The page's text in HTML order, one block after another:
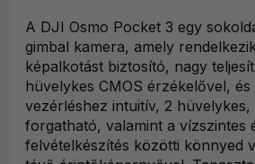
A DJI Osmo Pocket 3 egy
gimbal kamera, amely
képalkotást biztosító, nagy
hüvelykes CMOS érzékelővel,
vezérléshez intuitív, 2 hüvelykes,
forgatható, valamint a vízszintes
felvételkészítés közötti könnyed